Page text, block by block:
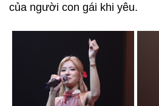
của người con gái khi yêu.